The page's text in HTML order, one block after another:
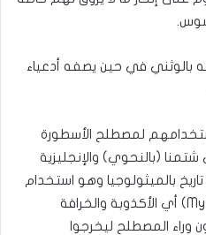
بالوثني في حين يصفه أدعياء
استخدامهم لمصطلح الأسطورة
شتمنا (بالنحوي) والإنجليزية
بالميثولوجيا وهو استخدام
رديء لمصطلح انجليزي هو (Myth) أي الأكذوبة والخرافة
وراء المصطلح ليخرجوا